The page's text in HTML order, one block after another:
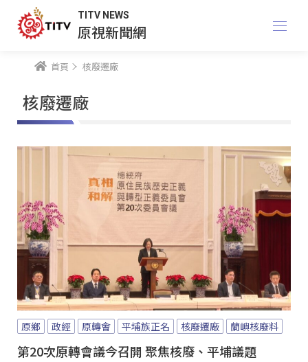
TITV NEWS
原視新聞網
首頁 核廢遷廠
核廢遷廠
原鄉 政經 原轉會 平埔族正名 核廢遷廠 蘭嶼核廢料
第20次原轉會議今召開 聚焦核廢、平埔議題